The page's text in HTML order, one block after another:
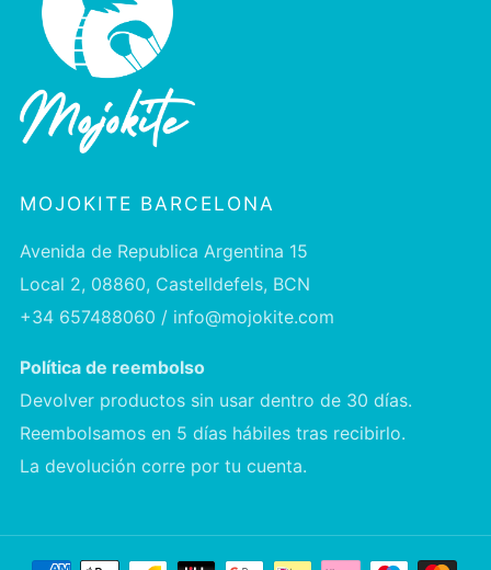
MOJOKITE BARCELONA
Avenida de Republica Argentina 15
Local 2, 08860, Castelldefels, BCN
+34 657488060 / info@mojokite.com
Política de reembolso
Devolver productos sin usar dentro de 30 días.
Reembolsamos en 5 días hábiles tras recibirlo.
La devolución corre por tu cuenta.